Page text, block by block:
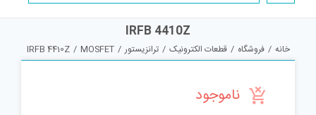
IRFB 4410Z
خانه / فروشگاه / قطعات الکترونیک / ترانزیستور /
MOSFET
/
IRFB 4410Z
ناموجود